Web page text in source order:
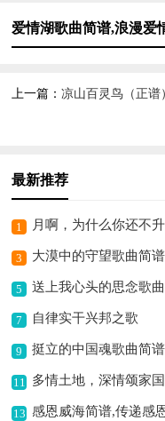
爱情湖歌曲简谱,浪漫爱
上一篇：凉山百灵鸟（正谱）歌曲简谱,展现
最新推荐
1
3
5
7 自律实干兴邦之歌
9
11 多情土地，深情颂家国
13